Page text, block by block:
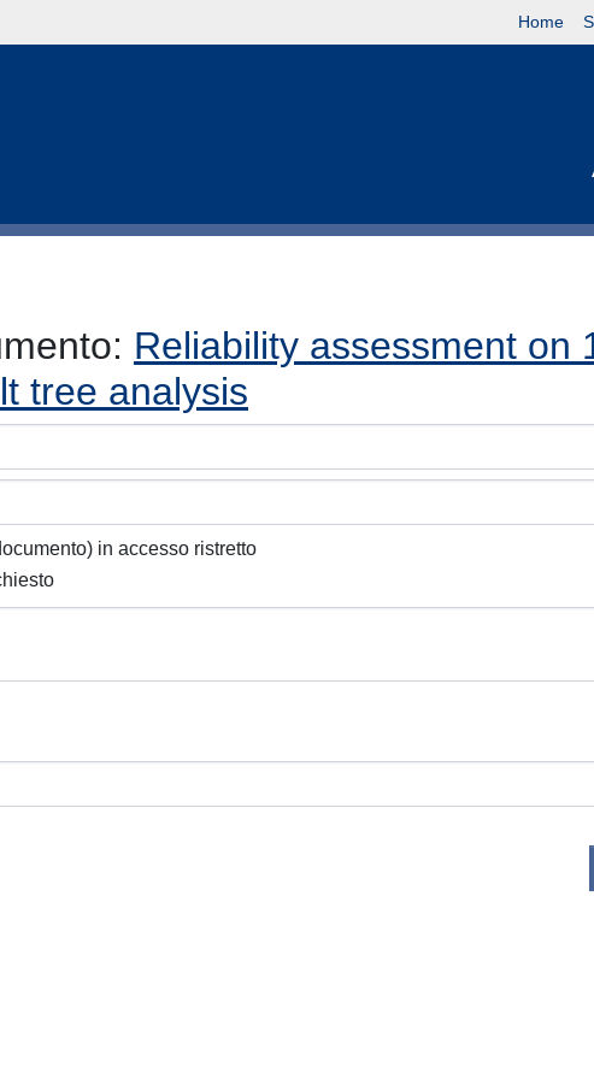
Home
Reliability assessment on
tree analysis
in accesso ristretto